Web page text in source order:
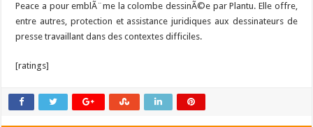
Peace a pour emblÃ¨me la colombe dessinÃ©e par Plantu. Elle offre,
entre autres, protection et assistance juridiques aux dessinateurs de
presse travaillant dans des contextes difficiles.
[ratings]